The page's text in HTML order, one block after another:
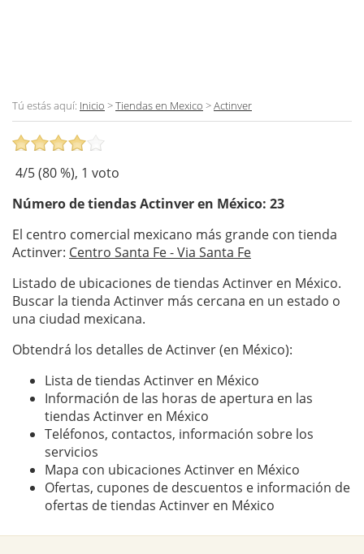
Tú estás aquí: Inicio >Tiendas en Mexico >Actinver
4/5 (80%), 1 voto
Número de tiendasActinveren México: 23
El centro comercial mexicano más grande con tienda
Actinver: Centro Santa Fe - Via Santa Fe
Listado de ubicaciones de tiendas Actinver en México.
Buscar la tienda Actinver más cercana en un estado o
una ciudad mexicana.
Obtendrá los detalles de Actinver (en México):
Lista de tiendas Actinver en México
Información de las horas de apertura en las
tiendas Actinver en México
Teléfonos, contactos, información sobre los
servicios
Mapa con ubicaciones Actinver en México
Ofertas, cupones de descuentos e información de
ofertas de tiendas Actinver en México